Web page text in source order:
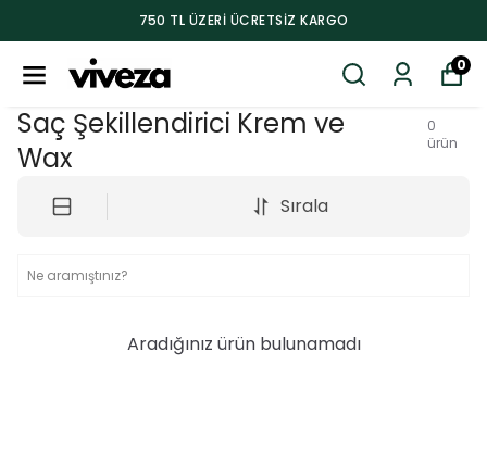
750 TL ÜZERI ÜCRETSIZ KARGO
0
Saç Şekillendirici Krem ve
Wax
0
ürün
Sırala
Aradığınız ürün bulunamadı